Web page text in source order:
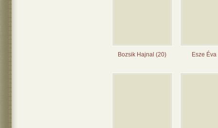
Bozsik Hajnal (20) Esze